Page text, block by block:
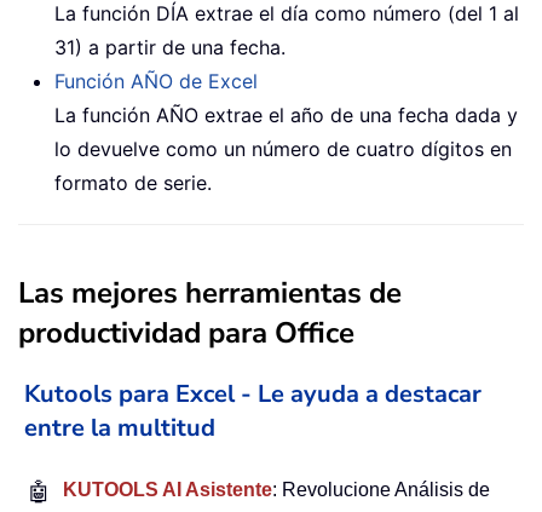
La función DÍA extrae el día como número (del 1 al
31) a partir de una fecha.
Función AÑO de Excel
La función AÑO extrae el año de una fecha dada y
lo devuelve como un número de cuatro dígitos en
formato de serie.
Las mejores herramientas de
productividad para Office
Kutools para Excel - Le ayuda a destacar
entre la multitud
🤖 KUTOOLS AI Asistente: Revolucione Análisis de